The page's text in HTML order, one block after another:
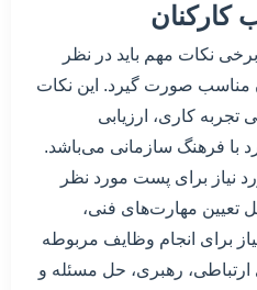
کارکنان
برخی نکات مهم باید در نظر
مناسب صورت گیرد. این نکات
کاری، ارزیابی
با فرهنگ سازمانی می‌باشد.
نیاز برای پست مورد نظر
تعیین مهارت‌های فنی،
برای انجام وظایف مربوطه
رهبری، حل مسئله و